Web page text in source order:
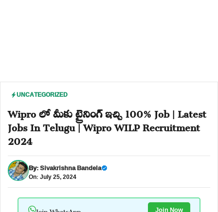
UNCATEGORIZED
Wipro లో మీకు ట్రైనింగ్ ఇచ్చి 100% Job | Latest
Jobs In Telugu | Wipro WILP Recruitment
2024
By:Sivakrishna Bandela
On: July 25, 2024
Join Now